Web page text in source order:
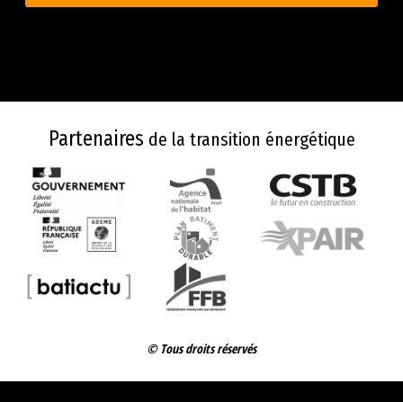
Partenaires de la transition énergétique
© Tous droits réservés